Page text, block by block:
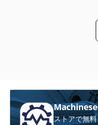
ストアで無料